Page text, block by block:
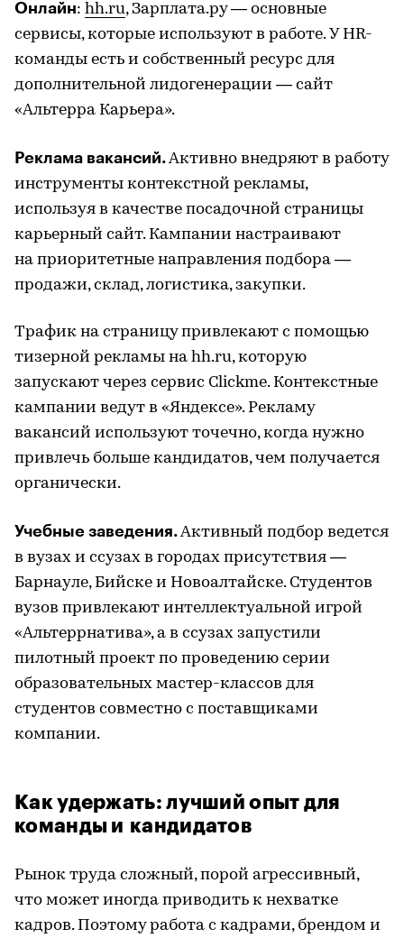
Онлайн: hh.ru, Зарплата.ру — основные
сервисы, которые используют в работе. У HR-
команды есть и собственный ресурс для
дополнительной лидогенерации — сайт
«Альтерра Карьера».
Реклама вакансий.Активно внедряют в работу
инструменты контекстной рекламы,
используя в качестве посадочной страницы
карьерный сайт. Кампании настраивают
на приоритетные направления подбора —
продажи, склад, логистика, закупки.
Трафик на страницу привлекают с помощью
тизерной рекламы на hh.ru, которую
запускают через сервис Clickme. Контекстные
кампании ведут в «Яндексе». Рекламу
вакансий используют точечно, когда нужно
привлечь больше кандидатов, чем получается
органически.
Учебные заведения.Активный подбор ведется
в вузах и ссузах в городах присутствия —
Барнауле, Бийске и Новоалтайске. Студентов
вузов привлекают интеллектуальной игрой
«Альтеррнатива», а в ссузах запустили
пилотный проект по проведению серии
образовательных мастер-классов для
студентов совместно с поставщиками
компании.
Как удержать: лучший опыт для
команды и кандидатов
Рынок труда сложный, порой агрессивный,
что может иногда приводить к нехватке
кадров. Поэтому работа с кадрами, брендом и